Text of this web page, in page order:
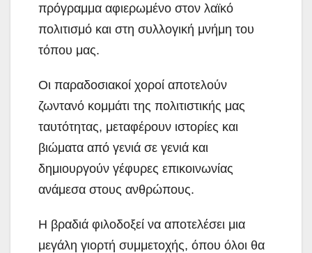
πρόγραμμα αφιερωμένο στον λαϊκό
πολιτισμό και στη συλλογική μνήμη του
τόπου μας.
Οι παραδοσιακοί χοροί αποτελούν
ζωντανό κομμάτι της πολιτιστικής μας
ταυτότητας, μεταφέρουν ιστορίες και
βιώματα από γενιά σε γενιά και
δημιουργούν γέφυρες επικοινωνίας
ανάμεσα στους ανθρώπους.
Η βραδιά φιλοδοξεί να αποτελέσει μια
μεγάλη γιορτή συμμετοχής, όπου όλοι θα